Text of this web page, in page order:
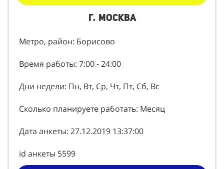
г. Москва
Метро, район: Борисово
Время работы: 7:00 - 24:00
Дни недели: Пн, Вт, Ср, Чт, Пт, Сб, Вс
Сколько планируете работать: Месяц
Дата анкеты: 27.12.2019 13:37:00
id анкеты 5599